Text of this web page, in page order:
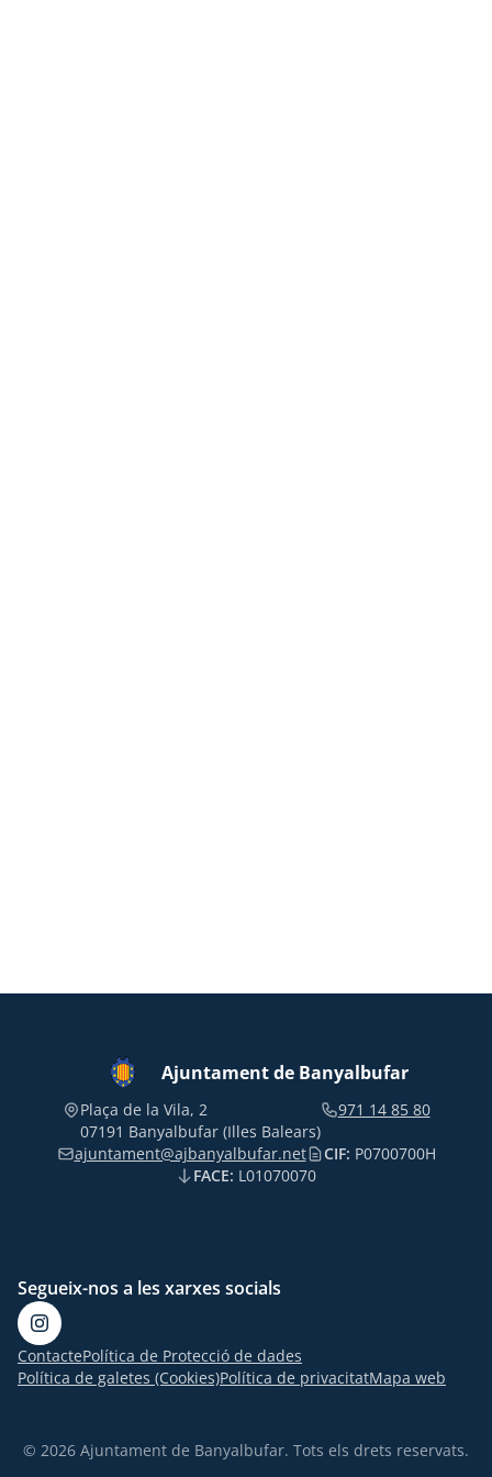
Ajuntament de Banyalbufar
Plaça de la Vila, 2
07191 Banyalbufar (Illes Balears)
971 14 85 80
ajuntament@ajbanyalbufar.net CIF: P0700700H
FACE: L01070070
Segueix-nos a les xarxes socials
ContactePolítica de Protecció de dades
Política de galetes (Cookies)Política de privacitatMapa web
© 2026 Ajuntament de Banyalbufar. Tots els drets reservats.